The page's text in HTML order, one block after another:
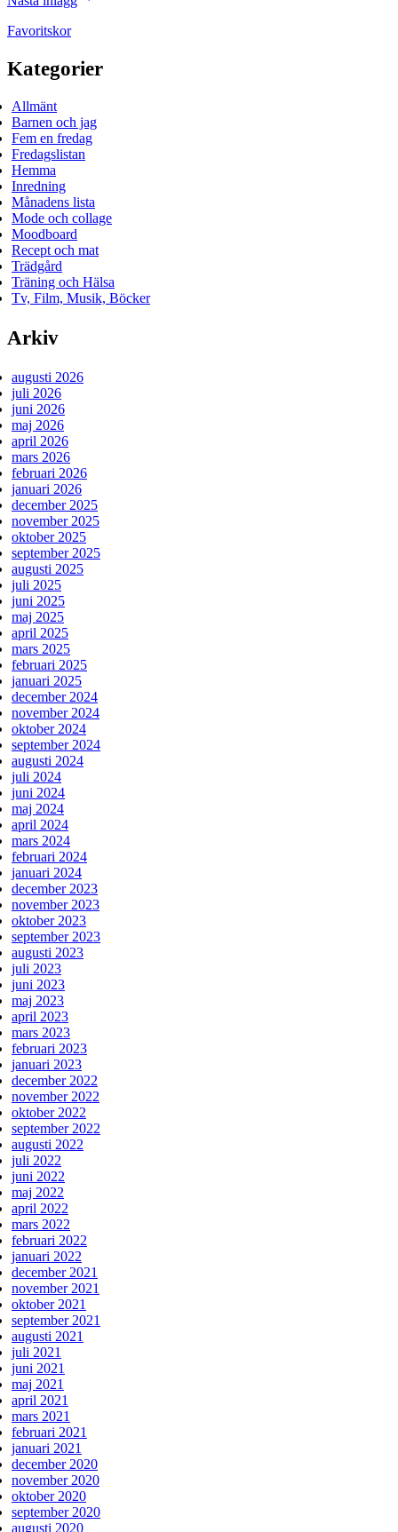
Favoritskor
Kategorier
Allmänt
Barnen och jag
Fem en fredag
Fredagslistan
Hemma
Inredning
Månadens lista
Mode och collage
Moodboard
Recept och mat
Trädgård
Träning och Hälsa
Tv, Film, Musik, Böcker
Arkiv
augusti 2026
juli 2026
juni 2026
maj 2026
april 2026
mars 2026
februari 2026
januari 2026
december 2025
november 2025
oktober 2025
september 2025
augusti 2025
juli 2025
juni 2025
maj 2025
april 2025
mars 2025
februari 2025
januari 2025
december 2024
november 2024
oktober 2024
september 2024
augusti 2024
juli 2024
juni 2024
maj 2024
april 2024
mars 2024
februari 2024
januari 2024
december 2023
november 2023
oktober 2023
september 2023
augusti 2023
juli 2023
juni 2023
maj 2023
april 2023
mars 2023
februari 2023
januari 2023
december 2022
november 2022
oktober 2022
september 2022
augusti 2022
juli 2022
juni 2022
maj 2022
april 2022
mars 2022
februari 2022
januari 2022
december 2021
november 2021
oktober 2021
september 2021
augusti 2021
juli 2021
juni 2021
maj 2021
april 2021
mars 2021
februari 2021
januari 2021
december 2020
november 2020
oktober 2020
september 2020
augusti 2020